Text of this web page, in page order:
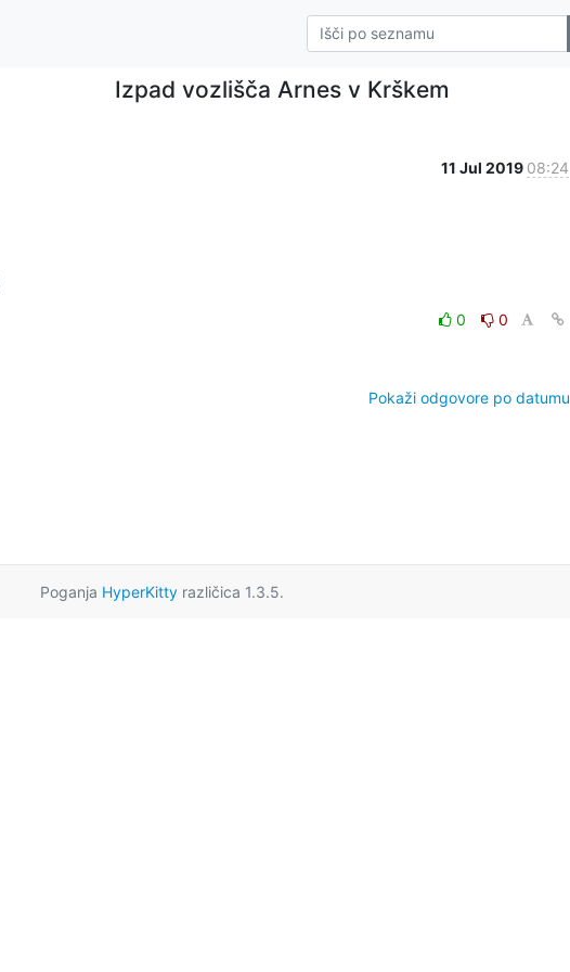
Izpad vozlišča Arnes v Krškem
11 Jul 2019 08:24
0
0
Pokaži odgovore po datumu
Poganja HyperKittyrazličica 1.3.5.